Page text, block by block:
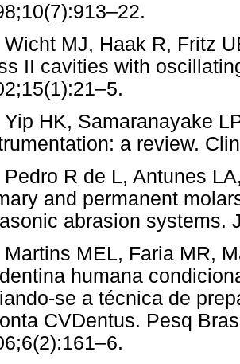
Wicht MJ, Haak R, Fritz
II cavities with
Yip HK, Samaranayake
a review.
Pedro R de L, Antunes
and permanent
abrasion systems.
Martins MEL, Faria MR,
humana
se a técnica de
CVDentus. Pesq